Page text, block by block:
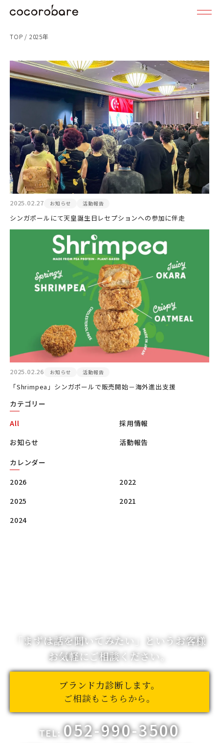
TOP / 2025年
カテゴリー
All
お知らせ
採用情報
活動報告
カレンダー
2026
2025
2024
2022
2021
2025.02.27 お知らせ 活動報告
シンガポールにて天皇誕生日レセプションへの参加に伴走
2025.02.26 お知らせ 活動報告
「Shrimpea」シンガポールで販売開始－海外進出支援
「まずは話を聞いてみたい」
というお客様
お気軽にご相談ください。
ブランド力診断します。
ご相談もこちらから。
TEL:052-990-3500